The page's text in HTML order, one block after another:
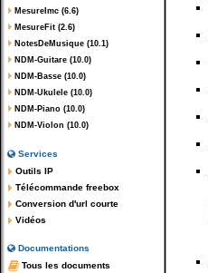
MesureImc (6.6)
MesureFit (2.6)
NotesDeMusique (10.1)
NDM-Guitare (10.0)
NDM-Basse (10.0)
NDM-Ukulele (10.0)
NDM-Piano (10.0)
NDM-Violon (10.0)
Services
Outils IP
Télécommande freebox
Conversion d'url courte
Vidéos
Documentations
Tous les documents